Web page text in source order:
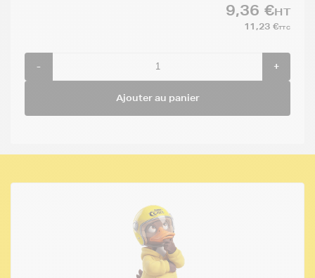
9,36 €HT
11,23 €TTC
- +
Ajouter au panier